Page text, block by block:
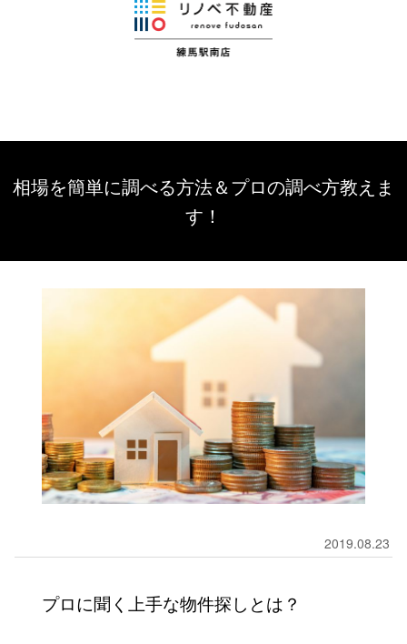
相場を簡単に調べる方法＆プロの調べ方教えま
す！
2019.08.23
プロに聞く上手な物件探しとは？